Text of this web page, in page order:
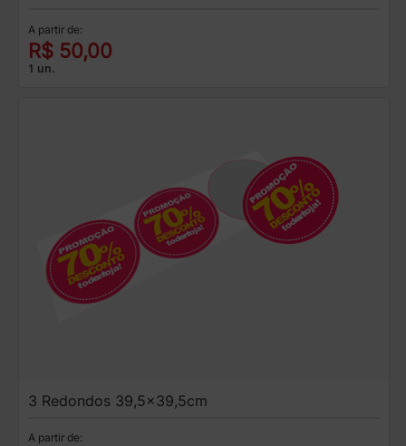
A partir de:
R$ 50,00
1 un.
3 Redondos 39,5x39,5cm
A partir de: